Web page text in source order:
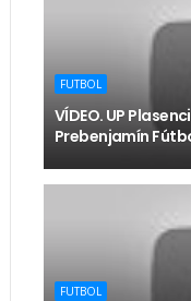
FUTBOL
VÍDEO. UP
Prebenjamín
FUTBOL